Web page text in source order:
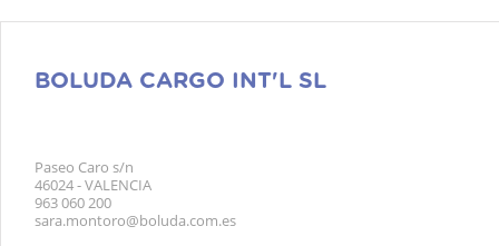
BOLUDA CARGO INT'L SL
Paseo Caro s/n
46024 - VALENCIA
963 060 200
sara.montoro@boluda.com.es